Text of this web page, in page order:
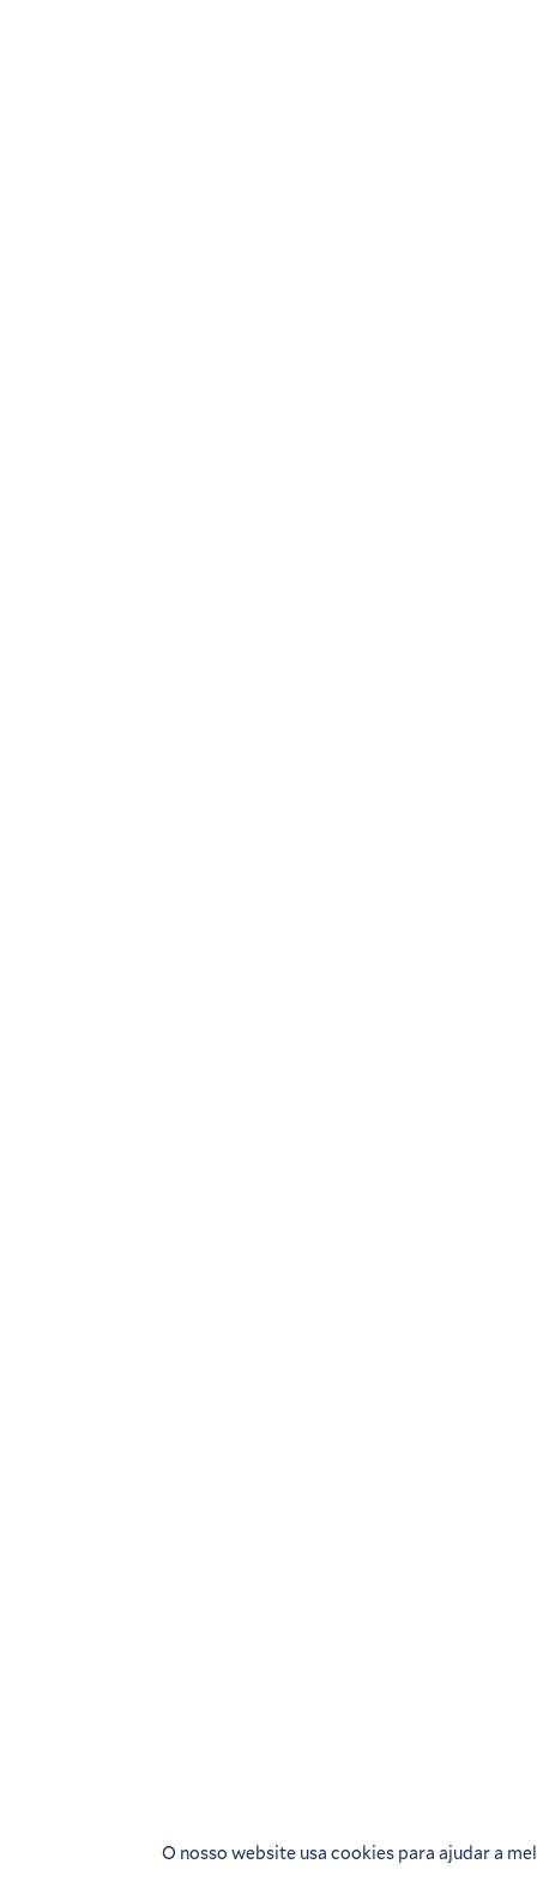
O nosso website usa cookies para ajudar a